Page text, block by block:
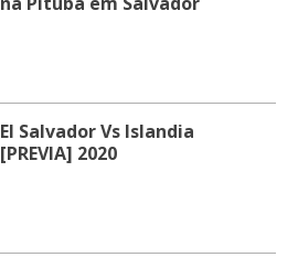
El Salvador Vs Islandia
[PREVIA] 2020